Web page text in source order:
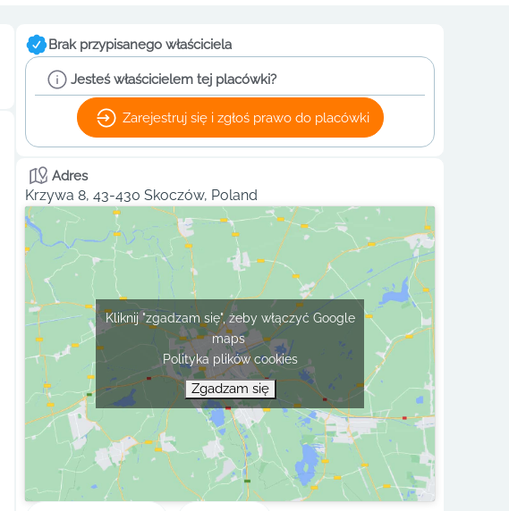
Brak przypisanego właściciela
Jesteś właścicielem tej placówki?
Zarejestruj się i zgłoś prawo do placówki
Adres
Krzywa 8, 43-430 Skoczów, Poland
Kliknij "zgadzam się", żeby włączyć Google
maps
Polityka plików cookies
Zgadzam się